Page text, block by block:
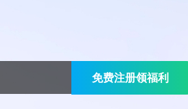
免费注册领福利